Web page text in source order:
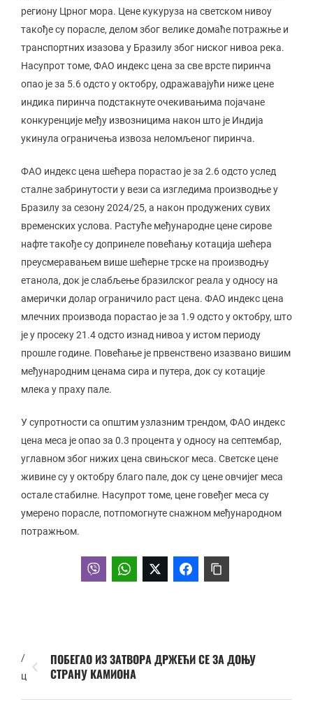
региону Црног мора. Цене кукуруза на светском нивоу
такође су порасле, делом због велике домаће потражње и
транспортних изазова у Бразилу због ниског нивоа река.
Насупрот томе, ФАО индекс цена за све врсте пиринча
опао је за 5.6 одсто у октобру, одражавајући ниже цене
индика пиринча подстакнуте очекивањима појачане
конкуренције међу извозницима након што је Индија
укинула ограничења извоза неломљеног пиринча.
ФАО индекс цена шећера порастао је за 2.6 одсто услед
сталне забринутости у вези са изгледима производње у
Бразилу за сезону 2024/25, а након продужених сувих
временских услова. Растуће међународне цене сирове
нафте такође су допринеле повећању котација шећера
преусмеравањем више шећерне трске на производњу
етанола, док је слабљење бразилског реала у односу на
амерички долар ограничило раст цена. ФАО индекс цена
млечних производа порастао је за 1.9 одсто у октобру, што
је у просеку 21.4 одсто изнад нивоа у истом периоду
прошле године. Повећање је првенствено изазвано вишим
међународним ценама сира и путера, док су котације
млека у праху пале.
У супротности са општим узлазним трендом, ФАО индекс
цена меса је опао за 0.3 процента у односу на септембар,
углавном због нижих цена свињског меса. Светске цене
живине су у октобру благо пале, док су цене овчијег меса
остале стабилне. Насупрот томе, цене говеђег меса су
умерено порасле, потпомогнуте снажном међународном
потражњом.
/
ц
ПОБЕГАО ИЗ ЗАТВОРА ДРЖЕЋИ СЕ ЗА ДОЊУ
СТРАНУ КАМИОНА